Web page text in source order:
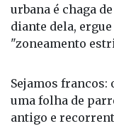
urbana é chaga
diante dela,
"zoneamento
Sejamos francos:
uma folha de
antigo e